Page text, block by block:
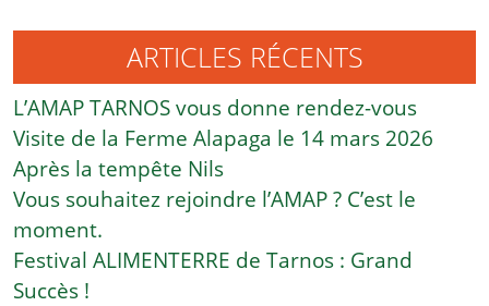
ARTICLES RÉCENTS
L’AMAP TARNOS vous donne rendez-vous
Visite de la Ferme Alapaga le 14 mars 2026
Après la tempête Nils
Vous souhaitez rejoindre l’AMAP ? C’est le
moment.
Festival ALIMENTERRE de Tarnos : Grand
Succès !